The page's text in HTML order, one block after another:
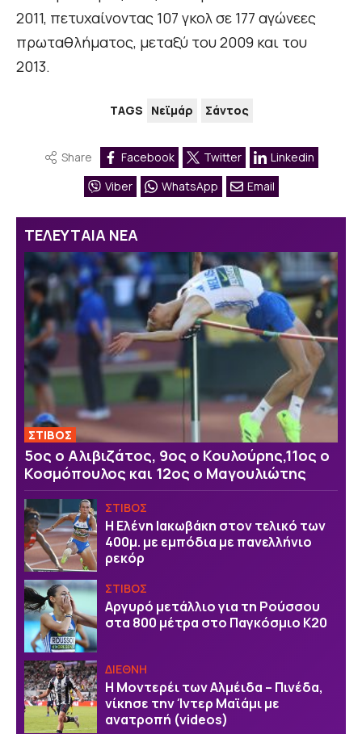
2011, πετυχαίνοντας 107 γκολ σε 177 αγώνεες
πρωταθλήματος, μεταξύ του 2009 και του
2013.
TAGS Νεϊμάρ Σάντος
Share Facebook Twitter
Linkedin
Viber
WhatsApp Email
ΤΕΛΕΥΤΑΙΑ ΝΕΑ
ΣΤΙΒΟΣ
5ος ο Αλιβιζάτος, 9ος ο Κουλούρης,11ος ο
Κοσμόπουλος και 12ος ο Μαγουλιώτης
ΣΤΙΒΟΣ
Η Ελένη Ιακωβάκη στον τελικό των
400μ. με εμπόδια με πανελλήνιο
ρεκόρ
ΣΤΙΒΟΣ
Αργυρό μετάλλιο για τη Ρούσσου
στα 800 μέτρα στο Παγκόσμιο Κ20
ΔΙΕΘΝΗ
Η Μοντερέι των Αλμέιδα – Πινέδα,
νίκησε την Ίντερ Μαϊάμι με
ανατροπή (videos)